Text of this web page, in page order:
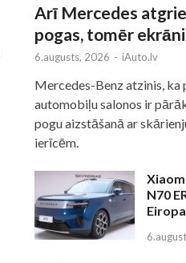
Arī Mercedes
pogas, tomēr
6.augusts, 2026 - iAuto.lv
Mercedes-Benz atzinis, ka
automobiļu salonos ir
pogu aizstāšanā ar
ierīcēm.
N70